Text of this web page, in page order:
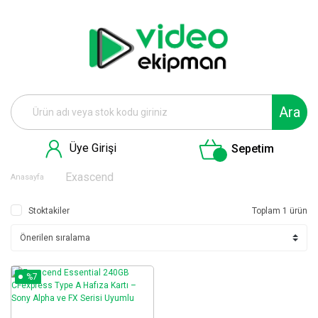
Ara
Üye Girişi Sepetim
Anasayfa Exascend
Stoktakiler Toplam 1 ürün
%7